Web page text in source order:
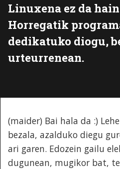
Linuxena ez da
Horregatik
dedikatuko diogu,
urteurrenean.
(maider) Bai hala da :)
bezala, azalduko diegu
ari garen. Edozein gailu
dugunean, mugikor bat,